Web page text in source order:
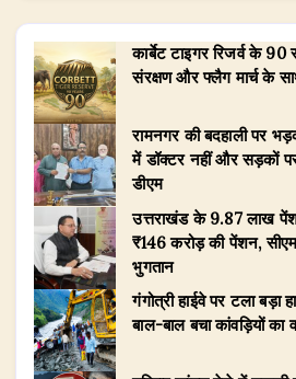
कार्बेट टाइगर रिजर्व के 90
संरक्षण और फ्लैग मार्च के
रामनगर की बदहाली पर
में डॉक्टर नहीं और सड़कों
डीएम
उत्तराखंड के 9.87 लाख पेंशन
₹146 करोड़ की पेंशन,
भुगतान
गंगोत्री हाईवे पर टला बड़ा
बाल-बाल बचा कांवड़ियों का